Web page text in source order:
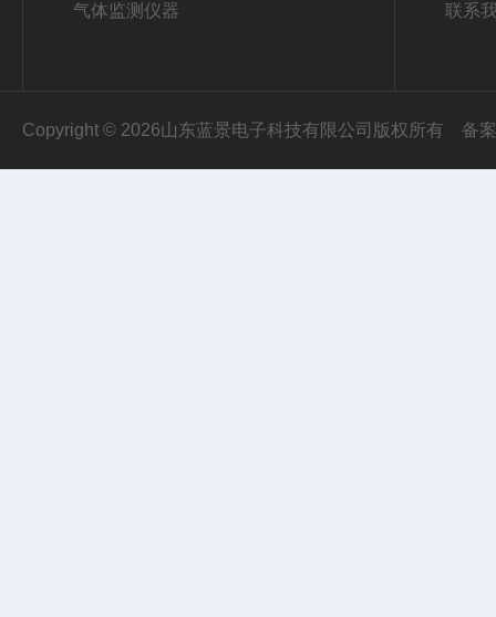
气体监测仪器 联系
Copyright © 2026山东蓝景电子科技有限公司版权所有 备